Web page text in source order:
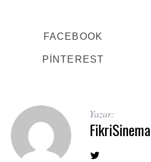
FACEBOOK
PINTEREST
Yazar:
FikriSinema